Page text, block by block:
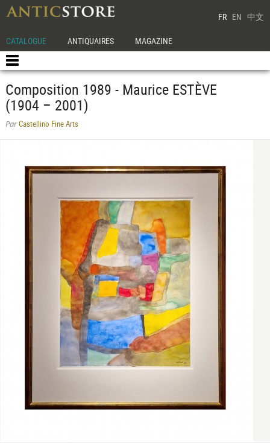
FR EN 中文
CATALOGUE ANTIQUAIRES MAGAZINE
Composition 1989 - Maurice ESTÈVE
(1904 – 2001)
ParCastellino Fine Arts